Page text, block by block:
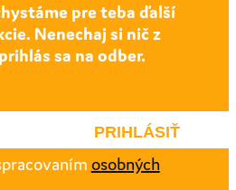
pre teba ďalší
Nenechaj si nič z
sa na odber.
osobných